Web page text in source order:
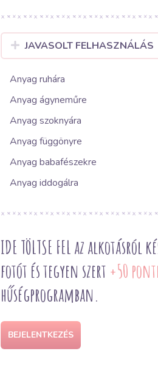
JAVASOLT FELHASZNÁLÁS
Anyag ruhára
Anyag ágyneműre
Anyag szoknyára
Anyag függönyre
Anyag babafészekre
Anyag iddogálra
IDE TÖLTSE FEL az alkotásról
fotót és tegyen szert +50
hűségprogramban.
BEJELENTKEZÉS